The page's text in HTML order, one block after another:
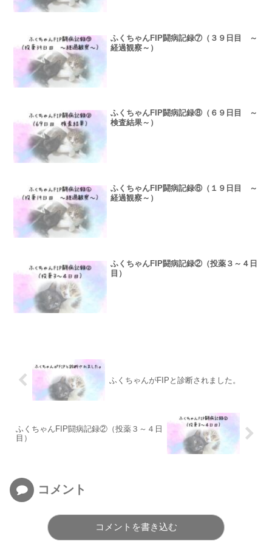
ふくちゃんFIP闘病記録⑦（３９日目 ～
経過観察～）
ふくちゃんFIP闘病記録⑧（６９日目 ～
検査結果～）
ふくちゃんFIP闘病記録⑥（１９日目 ～
経過観察～）
ふくちゃんFIP闘病記録②（投薬３～４日
目）
ふくちゃんがFIPと診断されました。
ふくちゃんFIP闘病記録②（投薬３～４日
目）
コメント
コメントを書き込む